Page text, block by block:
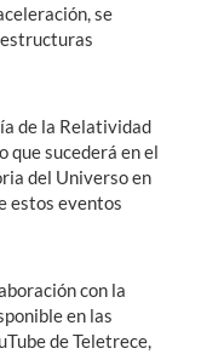
se
de la Relatividad
que sucederá en el
del Universo en
estos eventos
con la
en las
de Teletrece,